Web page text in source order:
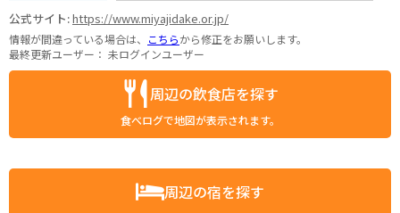
公式サイト:https://www.miyajidake.or.jp/
情報が間違っている場合は、 こちらから修正をお願いします。
最終更新ユーザー： 未ログインユーザー
周辺の飲食店を探す
食べログで地図が表示されます。
周辺の宿を探す